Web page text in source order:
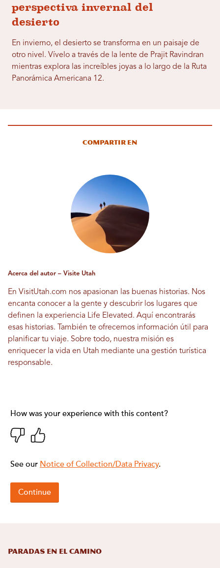
perspectiva invernal del
desierto
En invierno, el desierto se transforma en un paisaje de
otro nivel. Vívelo a través de la lente de Prajit Ravindran
mientras explora las increíbles joyas a lo largo de la Ruta
Panorámica Americana 12.
Compartir en
Acerca del autor – Visite Utah
En VisitUtah.com nos apasionan las buenas historias. Nos
encanta conocer a la gente y descubrir los lugares que
definen la experiencia Life Elevated. Aquí encontrarás
esas historias. También te ofrecemos información útil para
planificar tu viaje. Sobre todo, nuestra misión es
enriquecer la vida en Utah mediante una gestión turística
responsable.
Paradas en el camino